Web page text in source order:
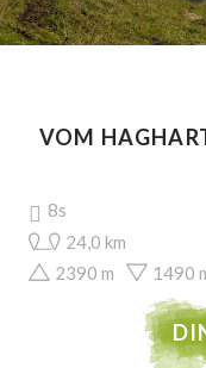
VOM
8s
24,0 km
2390 m
1490